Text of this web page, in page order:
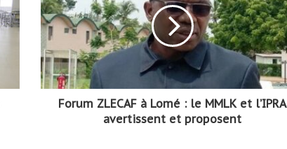
Forum ZLECAF à Lomé : le MMLK et l’IPRA
avertissent et proposent